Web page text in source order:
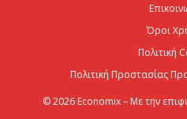
CrediaBank: Στα 53,6 εκατ.
επαναλαμβανόμενα
Όροι
Πολιτική
Πολιτική Προστασίας
© 2026 Economix – Με την